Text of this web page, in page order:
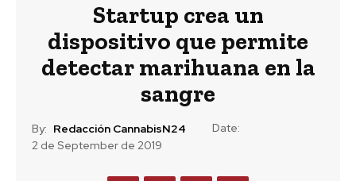
Startup crea un
dispositivo que permite
detectar marihuana en la
sangre
By: Redacción CannabisN24
Date:
2 de September de 2019